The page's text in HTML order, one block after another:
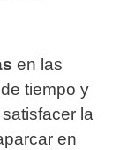
en las
tiempo y
la
en